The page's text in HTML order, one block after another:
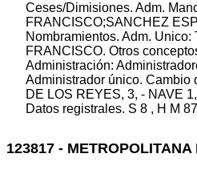
Ceses/Dimisiones. Adm.
FRANCISCO;SANCHEZ
Nombramientos. Adm.
FRANCISCO. Otros
Administración:
Administrador único. Cambio
DE LOS REYES, 3, - NAVE
Datos registrales. S 8 , H M
123817 -